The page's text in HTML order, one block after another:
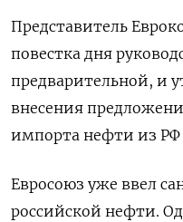
Представитель
повестка дня
предварительной, и
внесения
‌импорта нефти из РФ
Евросоюз уже ввел
российской нефти.